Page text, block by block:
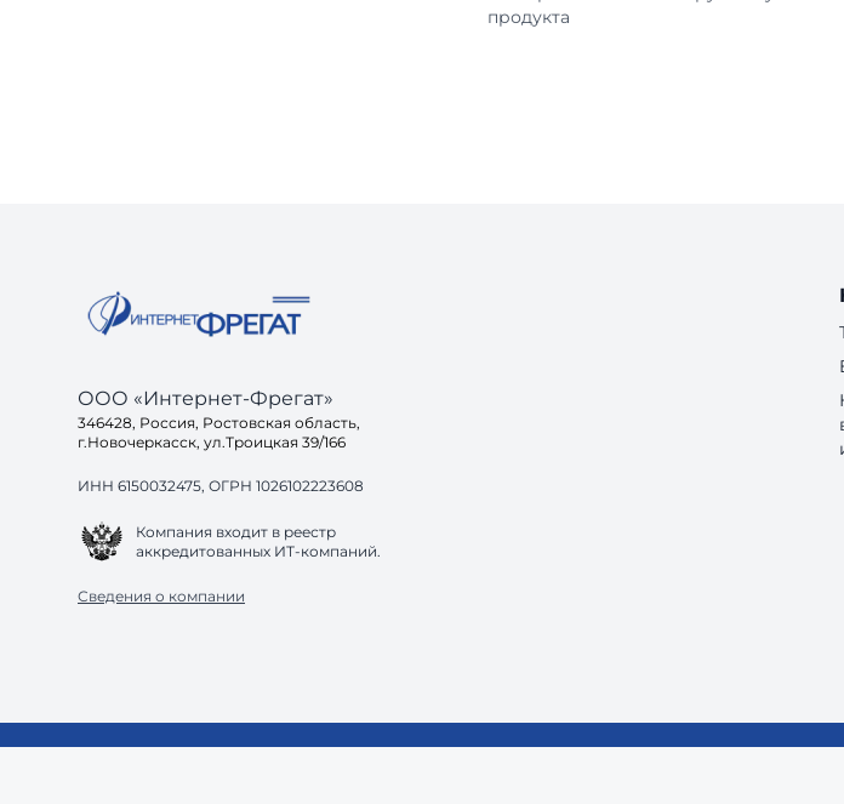
продукта
ООО «Интернет-Фрегат»
346428, Россия, Ростовская область,
г.Новочеркасск, ул.Троицкая 39/166
ИНН 6150032475, ОГРН 1026102223608
Компания входит в реестр
аккредитованных ИТ-компаний.
Сведения о компании